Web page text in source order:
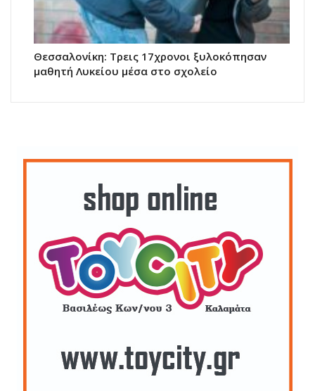
Θεσσαλονίκη: Τρεις 17χρονοι ξυλοκόπησαν
μαθητή Λυκείου μέσα στο σχολείο